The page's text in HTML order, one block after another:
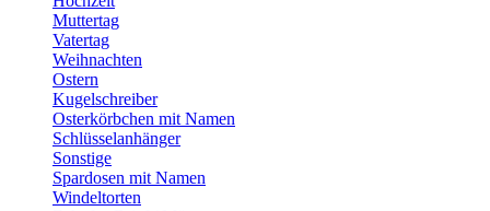
Muttertag
Vatertag
Weihnachten
Ostern
Kugelschreiber
Osterkörbchen mit Namen
Schlüsselanhänger
Sonstige
Spardosen mit Namen
Windeltorten